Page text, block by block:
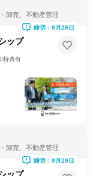
卸売、不動産管理
ップ
特典有
締切：9月29日
卸売、不動産管理
締切：9月29日